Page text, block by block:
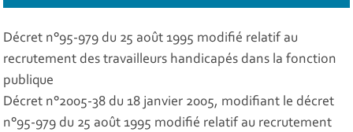
Décret n°95-979 du 25 août 1995 modifié relatif au
recrutement des travailleurs handicapés dans la fonction
publique
Décret n°2005-38 du 18 janvier 2005, modifiant le décret
n°95-979 du 25 août 1995 modifié relatif au recrutement